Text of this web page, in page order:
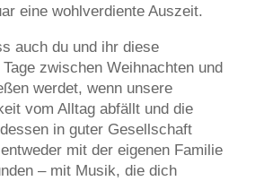
eine wohlverdiente Auszeit.
auch du und ihr diese
zwischen Weihnachten und
werdet, wenn unsere
vom Alltag abfällt und die
in guter Gesellschaft
mit der eigenen Familie
– mit Musik, die dich